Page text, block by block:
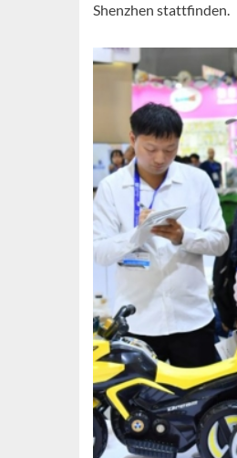
Shenzhen stattfinden.